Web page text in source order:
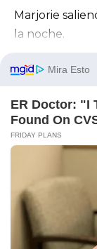
Marjorie
la noche.
Marjorie
Marjorie
Un pequeño
El rostro de
tranquilo,
mujer